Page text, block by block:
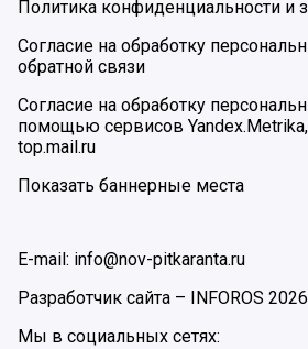
Политика конфиденциальности
Согласие на обработку
обратной связи
Согласие на обработку
помощью сервисов
top.mail.ru
Показать баннерные места
E-mail: info@nov-pitkaranta.ru
Разработчик сайта –
INFOROS 2026
Мы в социальных сетях: